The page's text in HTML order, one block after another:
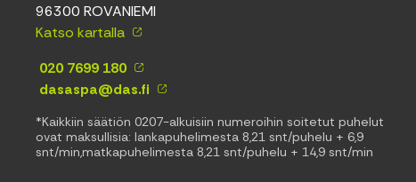
96300 ROVANIEMI
Katso kartalla
020 7699 180
dasaspa@das.fi
*Kaikkiin säätiön 0207-alkuisiin numeroihin soitetut puhelut
ovat maksullisia: lankapuhelimesta 8,21 snt/puhelu + 6,9
snt/min,matkapuhelimesta 8,21 snt/puhelu + 14,9 snt/min